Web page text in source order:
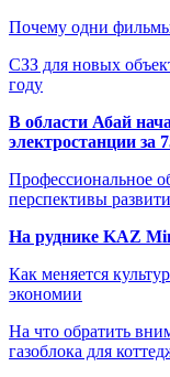
Почему одни фильмы
СЗЗ для новых
году
В области Абай
электростанции за
Профессиональное
перспективы
На руднике KAZ
Как меняется
экономии
На что обратить
газоблока для